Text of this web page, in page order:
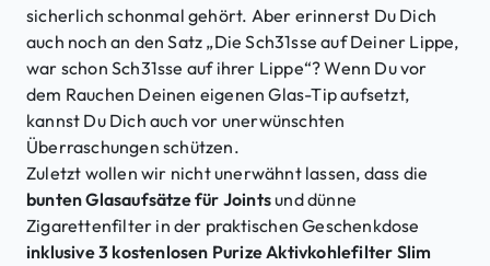
e
sicherlich schonmal gehört. Aber erinnerst Du Dich
auch noch an den Satz „Die Sch31sse auf Deiner Lippe,
war schon Sch31sse auf ihrer Lippe“? Wenn Du vor
dem Rauchen Deinen eigenen Glas-Tip aufsetzt,
kannst Du Dich auch vor unerwünschten
Überraschungen schützen.
Zuletzt wollen wir nicht unerwähnt lassen, dass die
bunten Glasaufsätze für Jointsund dünne
Zigarettenfilter in der praktischen Geschenkdose
inklusive 3 kostenlosen Purize Aktivkohlefilter Slim